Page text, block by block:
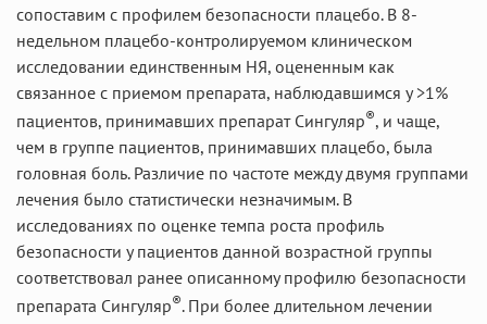
сопоставим с профилем безопасности плацебо. В 8-
недельном плацебо-контролируемом клиническом
исследовании единственным НЯ, оцененным как
связанное с приемом препарата, наблюдавшимся у >1%
пациентов, принимавших препарат Сингуляр®, и чаще,
чем в группе пациентов, принимавших плацебо, была
головная боль. Различие по частоте между двумя группами
лечения было статистически незначимым. В
исследованиях по оценке темпа роста профиль
безопасности у пациентов данной возрастной группы
соответствовал ранее описанному профилю безопасности
препарата Сингуляр®. При более длительном лечении